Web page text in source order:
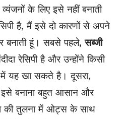
के लिए इसे नहीं बनाती
है, मैं इसे दो कारणों से अपने
बनाती हूं। सबसे पहले,सब्जी
रेसिपी है और उन्होंने किसी
यह खा सकते है। दूसरा,
इसे बनाना बहुत आसान और
की तुलना में ओट्स के साथ